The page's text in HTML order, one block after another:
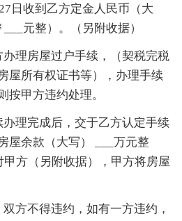
日收到乙方定金人民币（大
元整）。（另附收据）
理房屋过户手续，（契税完税
屋所有权证书等），办理手续
按甲方违约处理。
理完成后，交于乙方认定手续
屋余款（大写） ___万元整
甲方（另附收据），甲方将房屋
方不得违约，如有一方违约，